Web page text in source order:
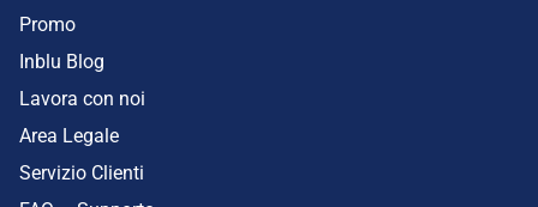
Promo
Inblu Blog
Lavora con noi
Area Legale
Servizio Clienti